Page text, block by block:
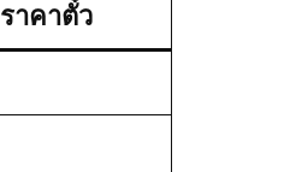
ราคาตั๋ว